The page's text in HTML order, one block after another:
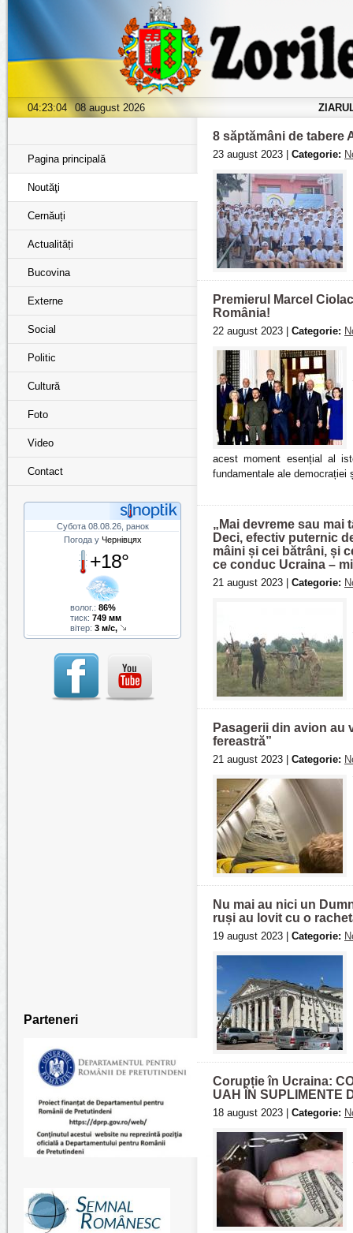
04:23:06 08 august 2026
Pagina principală
Noutăţi
Cernăuți
Actualități
Bucovina
Externe
Social
Politic
Cultură
Foto
Video
Contact
Субота 08.08.26, ранок
Погода у Чернівцях
+18°
волог.: 86%
тиск: 749 мм
вітер: 3 м/с,
Parteneri
8 săptămâni de tabere
23 august 2023 | Categorie:
Premierul Marcel
România!
22 august 2023 | Categorie:
acest moment esențial al
fundamentale ale democrației
„Mai devreme sau
Deci, efectiv puternic
mâini și cei bătrâni, și
ce conduc Ucraina –
21 august 2023 | Categorie:
Pasagerii din avion au
fereastră”
21 august 2023 | Categorie:
Nu mai au nici un
ruși au lovit cu o
19 august 2023 | Categorie:
Corupție în Ucraina:
UAH ÎN SUPLIMENTE
18 august 2023 | Categorie: